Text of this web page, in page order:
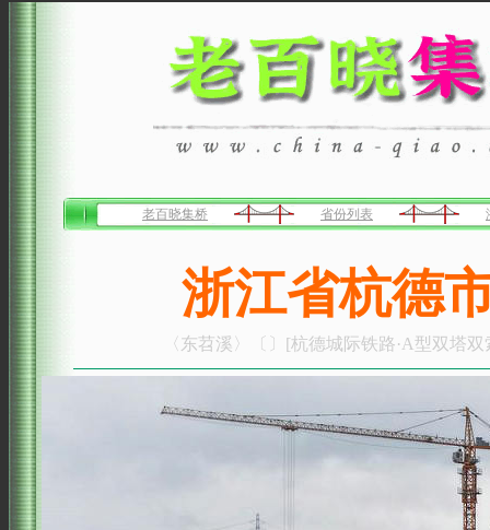
老百晓集桥 省份列表
浙江省杭德
〈东苕溪〉〔〕[杭德城际铁路·A型双塔